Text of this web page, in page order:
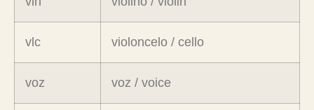
vlc violoncelo / cello
voz voz / voice